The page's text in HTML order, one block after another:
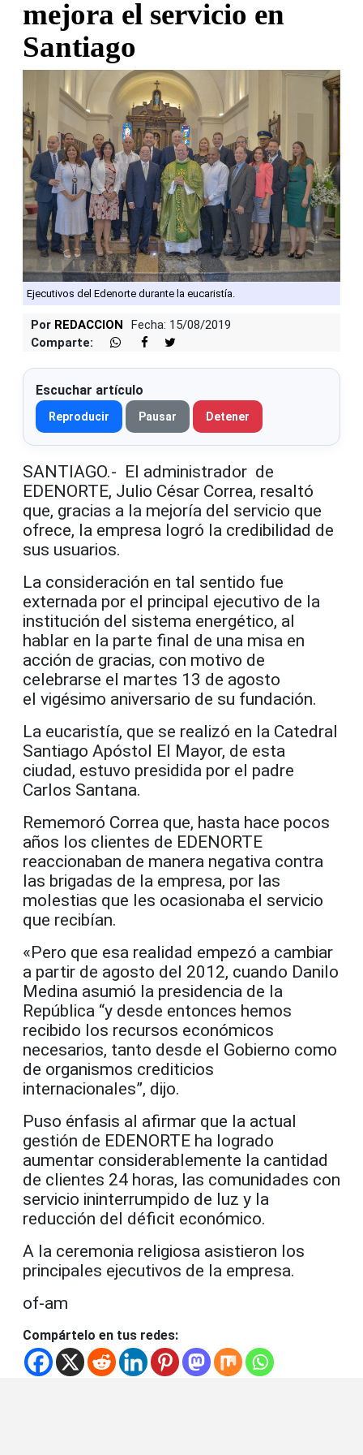
mejora el servicio en
Santiago
Ejecutivos del Edenorte durante la eucaristía.
Por REDACCION
Fecha: 15/08/2019
Comparte:
Escuchar artículo
Reproducir Pausar Detener
SANTIAGO.- El administrador de
EDENORTE, Julio César Correa, resaltó
que, gracias a la mejoría del servicio que
ofrece, la empresa logró la credibilidad de
sus usuarios.
La consideración en tal sentido fue
externada por el principal ejecutivo de la
institución del sistema energético, al
hablar en la parte final de una misa en
acción de gracias, con motivo de
celebrarse el martes 13 de agosto
el vigésimo aniversario de su fundación.
La eucaristía, que se realizó en la Catedral
Santiago Apóstol El Mayor, de esta
ciudad, estuvo presidida por el padre
Carlos Santana.
Rememoró Correa que, hasta hace pocos
años los clientes de EDENORTE
reaccionaban de manera negativa contra
las brigadas de la empresa, por las
molestias que les ocasionaba el servicio
que recibían.
«Pero que esa realidad empezó a cambiar
a partir de agosto del 2012, cuando Danilo
Medina asumió la presidencia de la
República “y desde entonces hemos
recibido los recursos económicos
necesarios, tanto desde el Gobierno como
de organismos crediticios
internacionales”, dijo.
Puso énfasis al afirmar que la actual
gestión de EDENORTE ha logrado
aumentar considerablemente la cantidad
de clientes 24 horas, las comunidades con
servicio ininterrumpido de luz y la
reducción del déficit económico.
A la ceremonia religiosa asistieron los
principales ejecutivos de la empresa.
of-am
Compártelo en tus redes: